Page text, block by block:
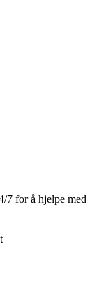
7 for å hjelpe med